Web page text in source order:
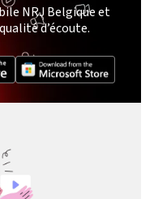
NRJ Belgique et
d’écoute.